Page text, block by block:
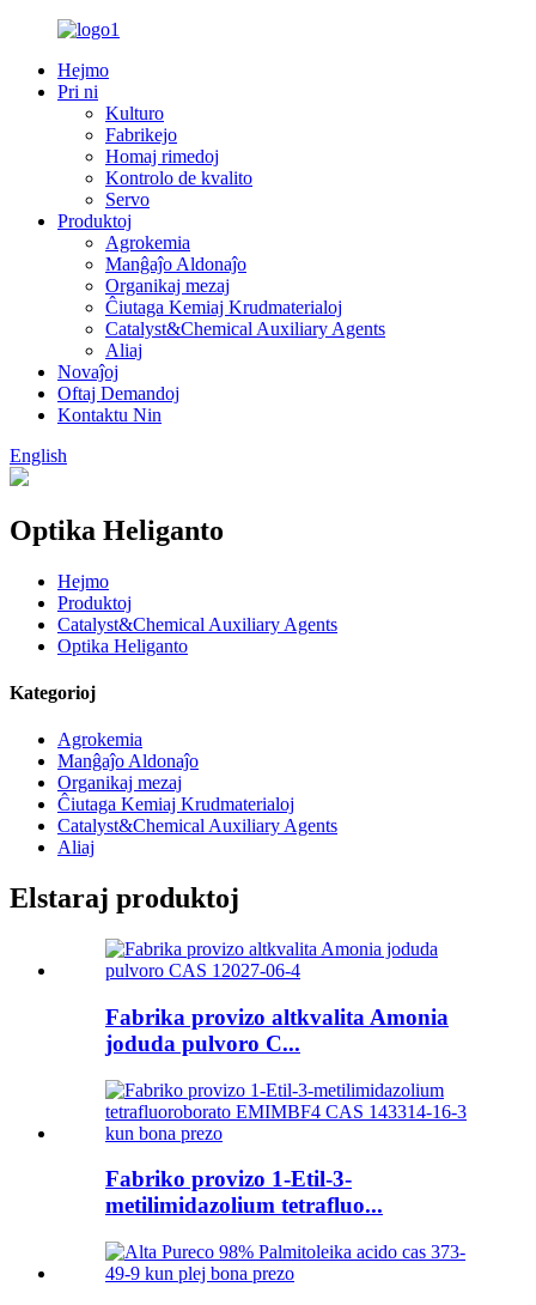
Hejmo
Pri ni
Kulturo
Fabrikejo
Homaj rimedoj
Kontrolo de kvalito
Servo
Produktoj
Agrokemia
Manĝaĵo Aldonaĵo
Organikaj mezaj
Ĉiutaga Kemiaj Krudmaterialoj
Catalyst&Chemical Auxiliary Agents
Aliaj
Novaĵoj
Oftaj Demandoj
Kontaktu Nin
English
Optika Heliganto
Hejmo
Produktoj
Catalyst&Chemical Auxiliary Agents
Optika Heliganto
Kategorioj
Agrokemia
Manĝaĵo Aldonaĵo
Organikaj mezaj
Ĉiutaga Kemiaj Krudmaterialoj
Catalyst&Chemical Auxiliary Agents
Aliaj
Elstaraj produktoj
Fabrika provizo altkvalita Amonia
joduda pulvoro C...
Fabriko provizo 1-Etil-3-
metilimidazolium tetrafluo...